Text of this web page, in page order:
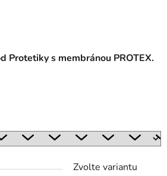
Protetiky s membránou PROTEX.
Zvolte variantu